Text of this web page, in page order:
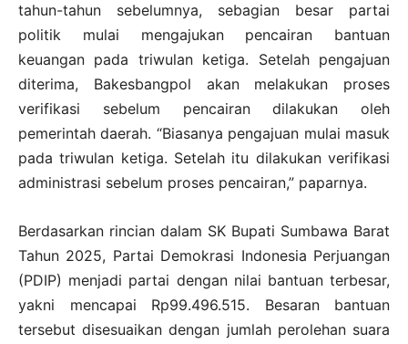
tahun-tahun sebelumnya, sebagian besar partai
politik mulai mengajukan pencairan bantuan
keuangan pada triwulan ketiga. Setelah pengajuan
diterima, Bakesbangpol akan melakukan proses
verifikasi sebelum pencairan dilakukan oleh
pemerintah daerah. “Biasanya pengajuan mulai masuk
pada triwulan ketiga. Setelah itu dilakukan verifikasi
administrasi sebelum proses pencairan,” paparnya.
Berdasarkan rincian dalam SK Bupati Sumbawa Barat
Tahun 2025, Partai Demokrasi Indonesia Perjuangan
(PDIP) menjadi partai dengan nilai bantuan terbesar,
yakni mencapai Rp99.496.515. Besaran bantuan
tersebut disesuaikan dengan jumlah perolehan suara